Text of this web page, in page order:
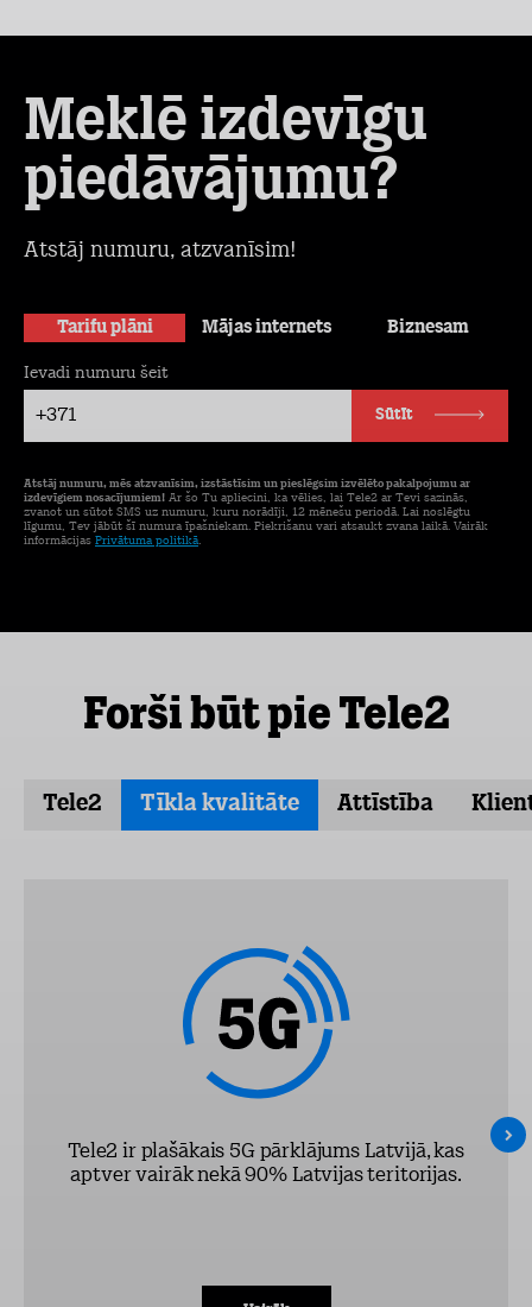
Meklē izdevīgu
piedāvājumu?
Atstāj numuru, atzvanīsim!
Tarifu plāni Mājas internets Biznesam
+371
Ievadi numuru šeit
Sūtīt
Atstāj numuru, mēs atzvanīsim, izstāstīsim un pieslēgsim izvēlēto pakalpojumu ar
izdevīgiem nosacījumiem! Ar šo Tu apliecini, ka vēlies, lai Tele2 ar Tevi sazinās,
zvanot un sūtot SMS uz numuru, kuru norādīji, 12 mēnešu periodā. Lai noslēgtu
līgumu, Tev jābūt šī numura īpašniekam. Piekrišanu vari atsaukt zvana laikā. Vairāk
informācijas Privātuma politikā.
Forši būt pie Tele2
Tele2 Tīkla kvalitāte Attīstība
Tele2 ir plašākais 5G pārklājums Latvijā, kas
aptver vairāk nekā 90% Latvijas teritorijas.